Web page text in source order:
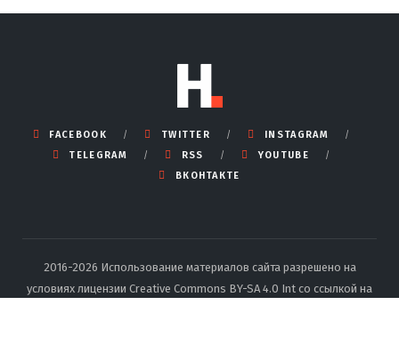
FACEBOOK TWITTER
INSTAGRAM
TELEGRAM
RSS
YOUTUBE
ВКОНТАКТЕ
2016-2026 Использование материалов сайта разрешено на
условиях лицензии Creative Commons BY-SA 4.0 Int со ссылкой на